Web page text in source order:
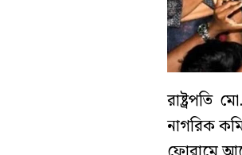
রাষ্ট্রপতি
নাগরিক